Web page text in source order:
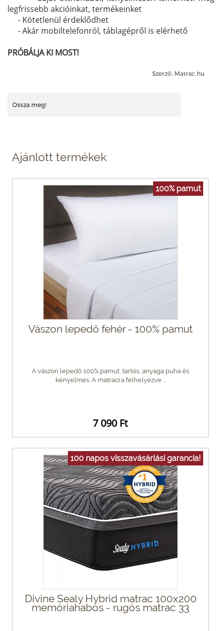
legfrissebb akcióinkat, termékeinket
Kötetlenül érdeklődhet
Akár mobiltelefonról, táblagépről is elérhető
PRÓBÁLJA KI MOST!
Szerző: Matrac.hu
Ossza meg!
Ajánlott termékek
100% pamut
Vászon lepedő fehér - 100% pamut
A vászon lepedő 100% pamut, tartós, anyaga puha és
kényelmes. A matracra felhelyezve ...
7 090 Ft
100 napos visszavásárlási garancia!
Divine Sealy Hybrid matrac 100x200
memóriahabos - rugós matrac 33